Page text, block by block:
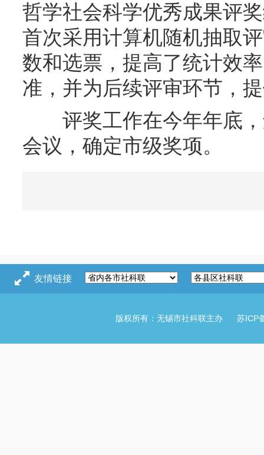
哲学社会科学优秀成果评
首次采用计算机随机抽取
数和选票，提高了统计效
准，并为后续评审环节，
评奖工作在今年年底，
会议，确定市级奖项。
友情链接
版权所有：无锡市社科联主办 苏ICP